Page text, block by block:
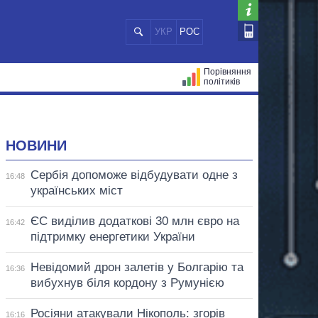
УКР РОС
Порівняння
політиків
НОВИНИ
16:48
Сербія допоможе відбудувати одне з
українських міст
16:42
ЄС виділив додаткові 30 млн євро на
підтримку енергетики України
16:36
Невідомий дрон залетів у Болгарію та
вибухнув біля кордону з Румунією
16:16
Росіяни атакували Нікополь: згорів